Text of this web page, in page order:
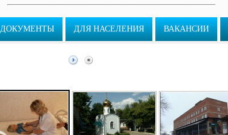
ДОКУМЕНТЫ ДЛЯ НАСЕЛЕНИЯ ВАКАНСИИ